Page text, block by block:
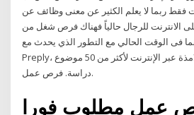
فقط ربما لا يعلم الكثير عن معنى وظائف عن
الانترنت للرجال حالياً فهناك فرص شغل من
فى الوقت الحالي مع التطور الذي يحدث مع
Preply، من السهل العثور على تلامذة عبر الإنترنت لأكثر من 50 موضوع
دراسة. فرص عمل.
عمل مطلوب فورا